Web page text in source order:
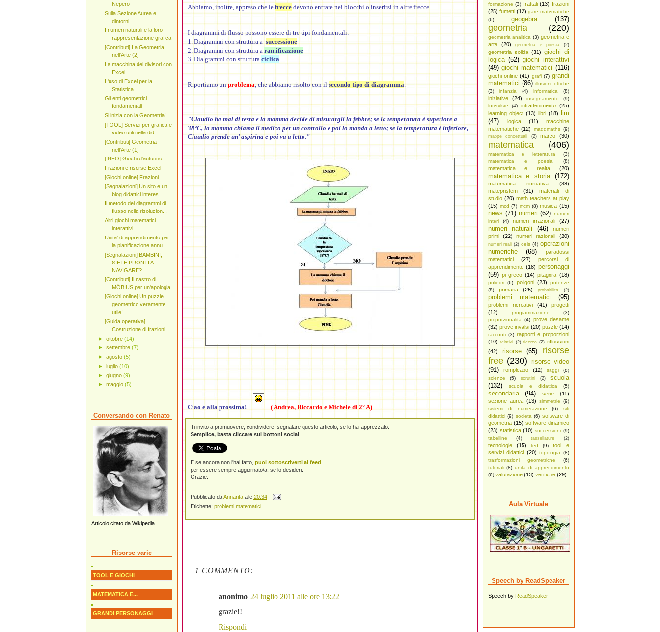
formazione (3) frattali (13) frazioni
(25) fumetti (12) gare matematiche
(6)
geogebra (137)
geometria (220)
geometria analitica (3) geometria e
arte
(20) geometria e poesia (2)
geometria solida (31) giochi di
logica (52) giochi interattivi
(49) giochi matematici (116)
giochi online (41) grafi (7) grandi
matematici (86) illusioni ottiche
(3)
infanzia (4) informatica (8)
iniziative (24) insegnamento
(9)
interviste
(4) intrattenimento
(25)
learning object (13) libri (18)
lim
(47)
logica (11)
macchine
matematiche (12) maddmaths (9)
mappe concettuali (2) marco (30)
matematica (406)
matematica e letteratura
(3)
matematica e poesia
(8)
matematica e realta (20)
matematica e storia (172)
matematica ricreativa
(38)
matepristem
(31)
materiali di
studio (20) math teachers at play
(15) mcd (7) mcm (8) musica (15)
news (71) numeri (62) numeri
interi
(4) numeri irrazionali (27)
numeri naturali (46)
numeri
primi
(22) numeri razionali (20)
numeri reali (2) oeis (4) operazioni
numeriche
(68)
paradossi
matematici
(27)
percorsi di
apprendimento (18) personaggi
(59) pi greco (14) pitagora (18)
poliedri (6) poligoni (23)
potenze
(8)
primaria (25) probabilita (2)
problemi matematici (95)
problemi ricreativi (41)
progetti
(12)
programmazione
(3)
proporzionalita
(4) prove desame
(32) prove invalsi (20) puzzle (14)
racconti (3) rapporti e proporzioni
(10) relativi (2) ricerca (2) riflessioni
(42)
risorse (65)
risorse
free (230) risorse video
(91)
rompicapo (12) saggi
(8)
scienze
(5) scrutini (2)
scuola
(132)
scuola e didattica (5)
secondaria (94) serie
(11)
sezione aurea (13) simmetrie
(9)
sistemi di numerazione
(6)
siti
didattici (9) societa (6) software di
geometria (15) software dinamico
(23) statistica (10) successioni (9)
tabelline
(4) tassellature (2)
tecnologie (15) ted (9)
tool e
servizi didattici (20) topologia
(8)
trasformazioni geometriche
(6)
tutoriali (8) unita di apprendimento
(6) valutazione (13) verifiche (29)
Aula Virtuale
Speech by ReadSpeaker
Speech by ReadSpeaker
Abbiamo, inoltre, appreso che le freccedevono entrare nei blocchi o inserirsi in altre frecce.
I diagrammi di flusso possono essere di tre tipi fondamentali:
1. Diagrammi con struttura asuccessione
2. Diagrammi con struttura a ramificazione
3. Dia grammi con struttura ciclica
Riportiamo unproblema, che abbiamo risolto con ilsecondo tipo di diagramma.
"Claudio ha mal di testa e la mamma decide di misurargli la febbre; se la temperatura è superiore a
38°C, la mamma chiama il medico per un controllo e poi lo manda a letto; se la temperatura è inferiore,
Claudio prende un’ aspirina e poi va a letto."
Ciao e alla prossima! ( Andrea, Riccardo e Michele di 2° A)
Ti invito a promuovere, condividere, segnalare questo articolo, se lo hai apprezzato.
Semplice, basta cliccare sui bottoni social.
E se ancora non l'hai fatto, puoi sottoscriverti ai feed
per essere sempre aggiornato/a, se lo desideri.
Grazie.
Pubblicato daAnnarita alle 20:34
Etichette: problemi matematici
1 COMMENTO:
anonimo 24 luglio 2011 alle ore 13:22
grazie!!
Rispondi
Nepero
Sulla Sezione Aurea e
dintorni
I numeri naturali e la loro
rappresentazione grafica
[Contributi] La Geometria
nell'Arte (2)
La macchina dei divisori con
Excel
L'uso di Excel per la
Statistica
Gli enti geometrici
fondamentali
Si inizia con la Geometria!
[TOOL] Servizi per grafica e
video utili nella did...
[Contributi] Geometria
nell'Arte (1)
[INFO] Giochi d'autunno
Frazioni e risorse Excel
[Giochi online] Frazioni
[Segnalazioni] Un sito e un
blog didattici interes...
Il metodo dei diagrammi di
flusso nella risoluzion...
Altri giochi matematici
interattivi
Unita' di apprendimento per
la pianificazione annu...
[Segnalazioni] BAMBINI,
SIETE PRONTI A
NAVIGARE?
[Contributi] Il nastro di
MÖBIUS per un'apologia
[Giochi online] Un puzzle
geometrico veramente
utile!
[Guida operativa]
Costruzione di frazioni
► ottobre (14)
► settembre (7)
► agosto (5)
► luglio (10)
► giugno (9)
► maggio (5)
Conversando con Renato
Articolo citato da Wikipedia
Risorse varie
TOOL E GIOCHI
MATEMATICA E...
GRANDI PERSONAGGI